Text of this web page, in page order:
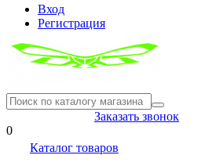
Вход
Регистрация
Заказать звонок
0
Каталог товаров